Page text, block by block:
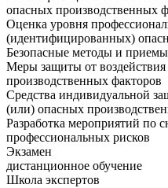
опасных производственных
Оценка уровня
(идентифицированных)
Безопасные методы и
Меры защиты от
производственных факторов
Средства индивидуальной
(или) опасных
Разработка мероприятий по
профессиональных рисков
Экзамен
дистанционное обучение
Школа экспертов